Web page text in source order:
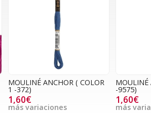
MOULINÉ ANCHOR ( COLOR
1 -372)
1,60€
más variaciones
MOULINÉ
-9575)
1,60€
más